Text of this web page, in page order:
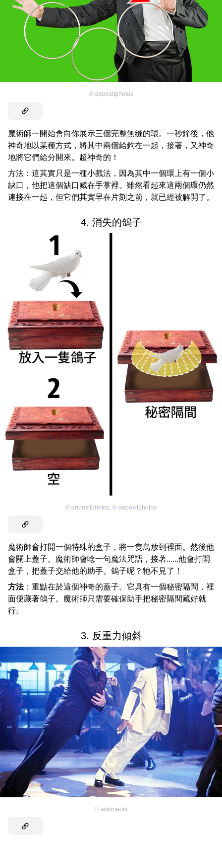
© depositphotos
魔術師一開始會向你展示三個完整無縫的環。一秒鐘後，他
神奇地以某種方式，將其中兩個給鉤在一起，接著，又神奇
地將它們給分開來。超神奇的！
方法：這其實只是一種小戲法，因為其中一個環上有一個小
缺口，他把這個缺口藏在手掌裡。雖然看起來這兩個環仍然
連接在一起，但它們其實早在片刻之前，就已經被解開了。
4. 消失的鴿子
© depositphotos, © depositphotos
魔術師會打開一個特殊的盒子，將一隻鳥放到裡面。然後他
會關上蓋子。魔術師會唸一句魔法咒語，接著......他會打開
盒子，把蓋子交給他的助手。鴿子呢？牠不見了！
方法：重點在於這個神奇的蓋子。它具有一個秘密隔間，裡
面便藏著鴿子。魔術師只需要確保助手把秘密隔間藏好就
行。
3. 反重力傾斜
© wikimedia